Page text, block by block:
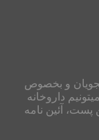
و بخصوص
داروخانه
پست، آئین نامه